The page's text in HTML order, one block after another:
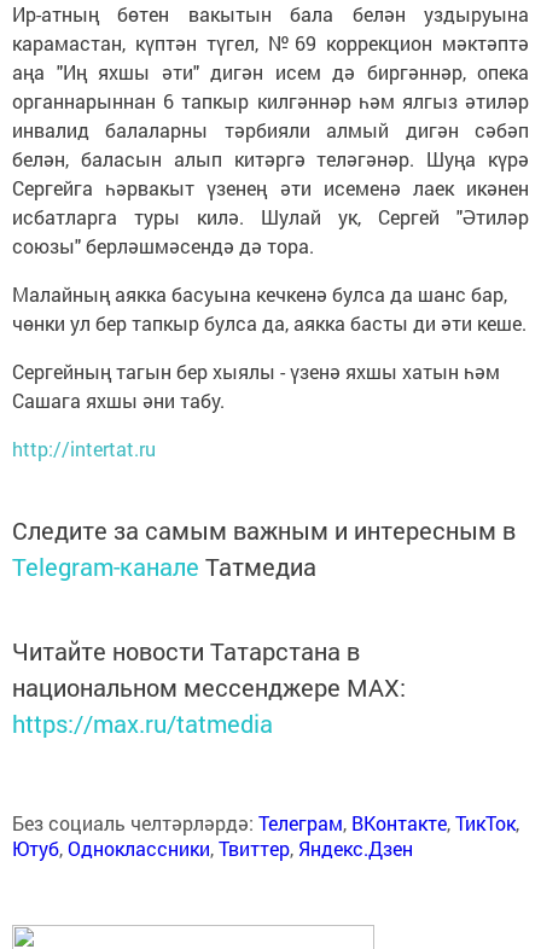
Ир-атның бөтен вакытын бала белән уздыруына
карамастан, күптән түгел, №69 коррекцион мәктәптә
аңа "Иң яхшы әти" дигән исем дә биргәннәр, опека
органнарыннан 6 тапкыр килгәннәр һәм ялгыз әтиләр
инвалид балаларны тәрбияли алмый дигән сәбәп
белән, баласын алып китәргә теләгәнәр. Шуңа күрә
Сергейга һәрвакыт үзенең әти исеменә лаек икәнен
исбатларга туры килә. Шулай ук, Сергей "Әтиләр
союзы" берләшмәсендә дә тора.
Малайның аякка басуына кечкенә булса да шанс бар,
чөнки ул бер тапкыр булса да, аякка басты ди әти кеше.
Сергейның тагын бер хыялы - үзенә яхшы хатын һәм
Сашага яхшы әни табу.
http://intertat.ru
Следите за самым важным и интересным в
Telegram-канале Татмедиа
Читайте новости Татарстана в
национальном мессенджере MАХ:
https://max.ru/tatmedia
Без социаль челтәрләрдә: Телеграм, ВКонтакте,ТикТок,
Ютуб,Одноклассники,Твиттер, Яндекс.Дзен